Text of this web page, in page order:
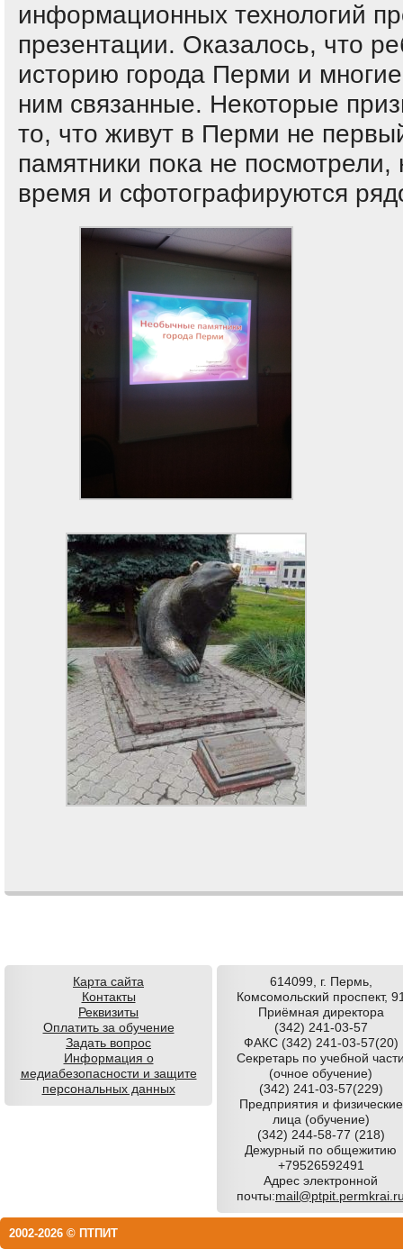
информационных технологий
презентации. Оказалось, что
историю города Перми и
ним связанные. Некоторые
то, что живут в Перми не
памятники пока не
время и сфотографируются
Карта сайта
Контакты
Реквизиты
Оплатить за обучение
Задать вопрос
Информация о
медиабезопасности и защите
персональных данных
614099, г. Пермь,
Комсомольский проспект,
Приёмная директора
(342) 241-03-57
ФАКС (342) 241-03-57(20)
Секретарь по учебной
(очное обучение)
(342) 241-03-57(229)
Предприятия и физические
лица (обучение)
(342) 244-58-77 (218)
Дежурный по общежитию
+79526592491
Адрес электронной
почты:
2002-2026 © ПТПИТ